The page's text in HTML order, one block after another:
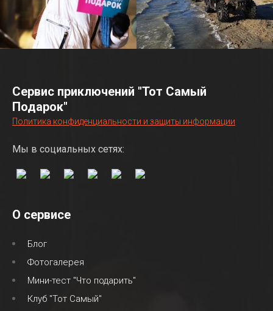
Сервис приключений "Тот Самый
Подарок"
Политика конфиденциальности и защиты информации
Мы в социальных сетях:
О сервисе
Блог
Фотогалерея
Мини-тест "Что подарить"
Клуб "Тот Самый"